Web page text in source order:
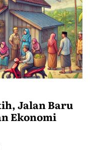
Jalan Baru
Ekonomi